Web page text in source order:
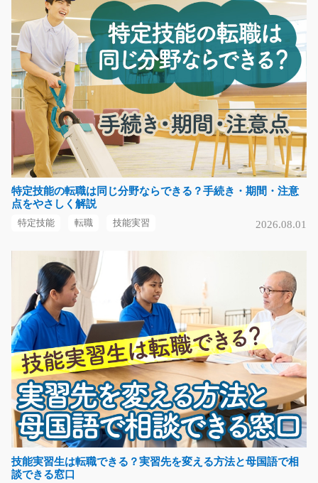
急募
段ボール製造機械のオペレーター☆ダンボールを機械に
セットするオシゴトで…
長期（3ヶ月以上）
時給1200円～1500円
長野県下伊那郡松川町
気になる
フォークリフト作業員/g02_00624
NEW 急募
の商品を扱う物流倉…
長期（3ヶ月以上）
時給1,450円
埼玉県さいたま市北区
気になる
フォークリフトで入出庫作業/g05_00798
フォークリフトを使って製品の入出庫作業、積み込み等
の運搬作業をお願い…
長期（3ヶ月以上）
時給1600円
特定技能の転職は同じ分野ならできる？手続き・期間・注意
点をやさしく解説
特定技能 転職 技能実習 2026.08.01
技能実習生は転職できる？実習先を変える方法と母国語で相
談できる窓口